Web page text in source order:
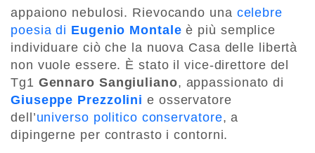
appaiono nebulosi. Rievocando una celebre
poesia di Eugenio Montale è più semplice
individuare ciò che la nuova Casa delle libertà
non vuole essere. È stato il vice-direttore del
Tg1 Gennaro Sangiuliano, appassionato di
Giuseppe Prezzolini e osservatore
dell’universo politico conservatore, a
dipingerne per contrasto i contorni.